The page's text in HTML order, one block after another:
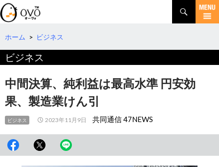
検
索
コ
テ
へ
動
ホーム > ビジネス
ビジネス
中間決算、純利益は最高水準 円安効
果、製造業けん引
ビジネス 2023年11月9日 共同通信 47NEWS